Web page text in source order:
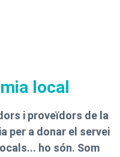
local
i proveïdors de la
per a donar el servei
ho són. Som